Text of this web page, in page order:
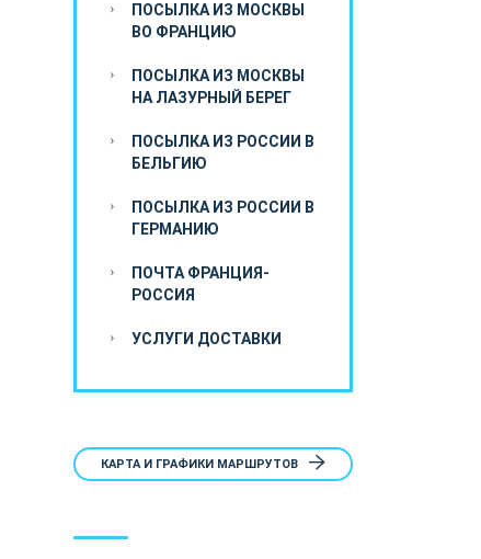
ПОСЫЛКА ИЗ МОСКВЫ
ВО ФРАНЦИЮ
ПОСЫЛКА ИЗ МОСКВЫ
НА ЛАЗУРНЫЙ БЕРЕГ
ПОСЫЛКА ИЗ РОССИИ В
БЕЛЬГИЮ
ПОСЫЛКА ИЗ РОССИИ В
ГЕРМАНИЮ
ПОЧТА ФРАНЦИЯ-
РОССИЯ
УСЛУГИ ДОСТАВКИ
КАРТА И ГРАФИКИ МАРШРУТОВ